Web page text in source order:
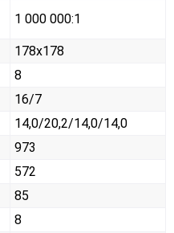
1 000 000:1
178x178
8
16/7
14,0/20,2/14,0/14,0
973
572
85
8